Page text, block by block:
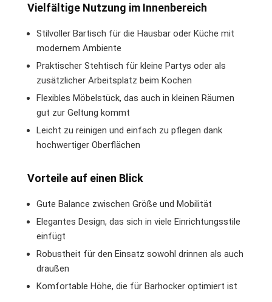
Vielfältige Nutzung im Innenbereich
Stilvoller Bartisch für die Hausbar oder Küche mit
modernem Ambiente
Praktischer Stehtisch für kleine Partys oder als
zusätzlicher Arbeitsplatz beim Kochen
Flexibles Möbelstück, das auch in kleinen Räumen
gut zur Geltung kommt
Leicht zu reinigen und einfach zu pflegen dank
hochwertiger Oberflächen
Vorteile auf einen Blick
Gute Balance zwischen Größe und Mobilität
Elegantes Design, das sich in viele Einrichtungsstile
einfügt
Robustheit für den Einsatz sowohl drinnen als auch
draußen
Komfortable Höhe, die für Barhocker optimiert ist